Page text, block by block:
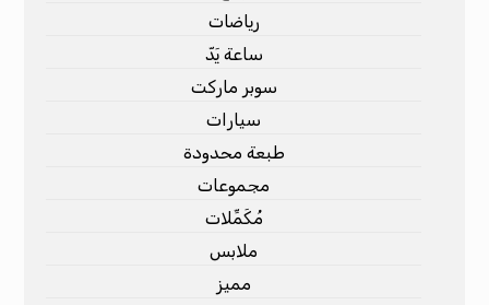
رياضات
ساعة يَدّ
سوبر ماركت
سيارات
طبعة محدودة
مجموعات
مُكَمِّلات
ملابس
مميز